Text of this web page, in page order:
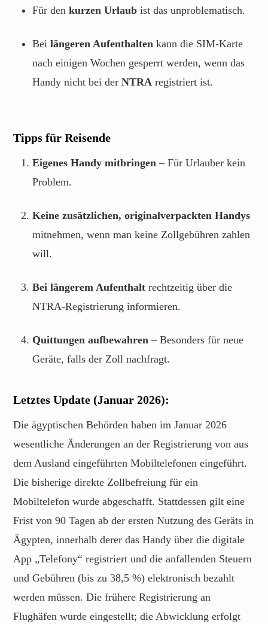
Für den kurzen Urlaub ist das unproblematisch.
Bei längeren Aufenthalten kann die SIM-Karte
nach einigen Wochen gesperrt werden, wenn das
Handy nicht bei der NTRA registriert ist.
Tipps für Reisende
Eigenes Handy mitbringen – Für Urlauber kein
Problem.
Keine zusätzlichen, originalverpackten Handys
mitnehmen, wenn man keine Zollgebühren zahlen
will.
Bei längerem Aufenthalt rechtzeitig über die
NTRA-Registrierung informieren.
Quittungen aufbewahren – Besonders für neue
Geräte, falls der Zoll nachfragt.
Letztes Update (Januar 2026):
Die ägyptischen Behörden haben im Januar 2026
wesentliche Änderungen an der Registrierung von aus
dem Ausland eingeführten Mobiltelefonen eingeführt.
Die bisherige direkte Zollbefreiung für ein
Mobiltelefon wurde abgeschafft. Stattdessen gilt eine
Frist von 90 Tagen ab der ersten Nutzung des Geräts in
Ägypten, innerhalb derer das Handy über die digitale
App „Telefony“ registriert und die anfallenden Steuern
und Gebühren (bis zu 38,5 %) elektronisch bezahlt
werden müssen. Die frühere Registrierung an
Flughäfen wurde eingestellt; die Abwicklung erfolgt